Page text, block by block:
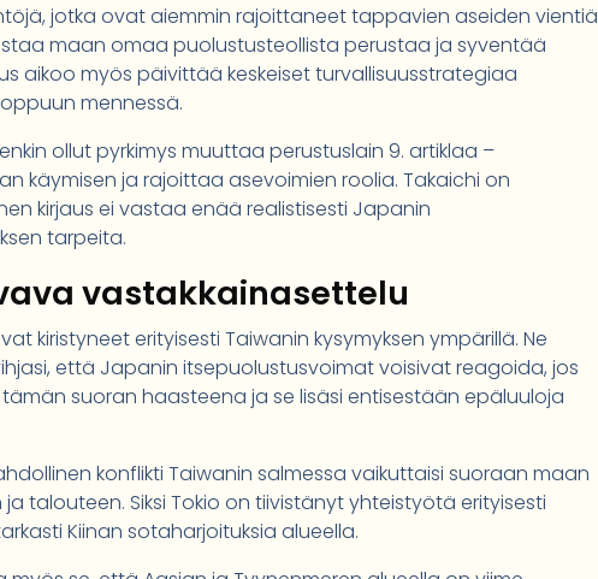
jotka ovat aiemmin rajoittaneet tappavien aseiden vientiä
maan omaa puolustusteollista perustaa ja syventää
aikoo myös päivittää keskeiset turvallisuusstrategiaa
mennessä.
ollut pyrkimys muuttaa perustuslain 9. artiklaa –
käymisen ja rajoittaa asevoimien roolia. Takaichi on
kirjaus ei vastaa enää realistisesti Japanin
tarpeita.
vastakkainasettelu
kiristyneet erityisesti Taiwanin kysymyksen ympärillä. Ne
että Japanin itsepuolustusvoimat voisivat reagoida, jos
tämän suoran haasteena ja se lisäsi entisestään epäluuloja
konflikti Taiwanin salmessa vaikuttaisi suoraan maan
talouteen. Siksi Tokio on tiivistänyt yhteistyötä erityisesti
Kiinan sotaharjoituksia alueella.